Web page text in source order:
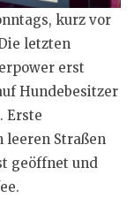
kurz vor
letzten
erst
Hundebesitzer
Erste
leeren Straßen
geöffnet und